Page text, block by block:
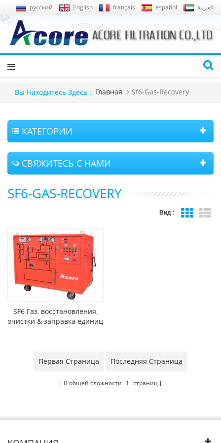
русский English français español العربية
Вы Находитесь Здесь : Главная Sf6-Gas-Recovery
КАТЕГОРИИ
СВЯЖИТЕСЬ С НАМИ
SF6-GAS-RECOVERY
Вид :
SF6 Газ, восстановления,
очистки & заправка единиц
Первая Страница Последняя Страница
В общей сложности 1 страниц